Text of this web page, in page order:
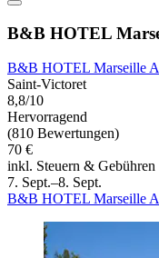
B&B HOTEL
B&B HOTEL Marseille
Saint-Victoret
8,8/10
Hervorragend
(810 Bewertungen)
70 €
inkl. Steuern & Gebühren
7. Sept.–8. Sept.
B&B HOTEL Marseille